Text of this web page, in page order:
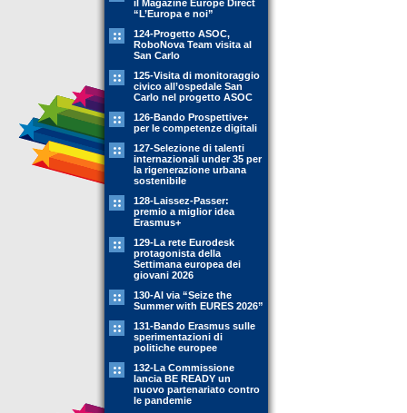
il Magazine Europe Direct
“L’Europa e noi”
124-Progetto ASOC,
RoboNova Team visita al
San Carlo
125-Visita di monitoraggio
civico all’ospedale San
Carlo nel progetto ASOC
126-Bando Prospettive+
per le competenze digitali
127-Selezione di talenti
internazionali under 35 per
la rigenerazione urbana
sostenibile
128-Laissez-Passer:
premio a miglior idea
Erasmus+
129-La rete Eurodesk
protagonista della
Settimana europea dei
giovani 2026
130-Al via “Seize the
Summer with EURES 2026”
131-Bando Erasmus sulle
sperimentazioni di
politiche europee
132-La Commissione
lancia BE READY un
nuovo partenariato contro
le pandemie